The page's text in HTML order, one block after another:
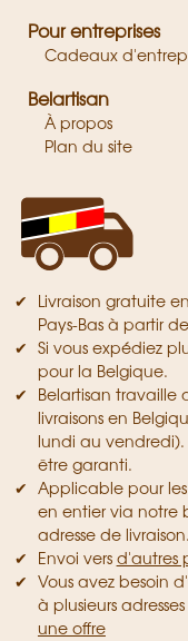
Pour entreprises
Cadeaux
Belartisan
À propos
Plan du site
Livraison gratuite
Pays-Bas à partir
Si vous expédiez
pour la Belgique.
Belartisan travaille
livraisons en
lundi au vendredi).
être garanti.
Applicable pour
en entier via notre
adresse de livraison.
Envoi vers d'autres
Vous avez besoin
à plusieurs
une offre